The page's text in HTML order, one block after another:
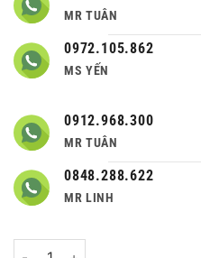
MR TUÂN
0972.105.862
MS YẾN
0912.968.300
MR TUÂN
0848.288.622
MR LINH
Số lượng